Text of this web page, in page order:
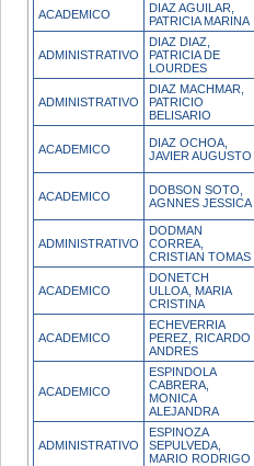
ACADEMICO
DIAZ AGUILAR,
PATRICIA MARINA
ADMINISTRATIVO
DIAZ DIAZ,
PATRICIA DE
LOURDES
ADMINISTRATIVO
DIAZ MACHMAR,
PATRICIO
BELISARIO
ACADEMICO
DIAZ OCHOA,
JAVIER AUGUSTO
ACADEMICO
DOBSON SOTO,
AGNNES JESSICA
ADMINISTRATIVO
DODMAN
CORREA,
CRISTIAN TOMAS
ACADEMICO
DONETCH
ULLOA, MARIA
CRISTINA
ACADEMICO
ECHEVERRIA
PEREZ, RICARDO
ANDRES
ACADEMICO
ESPINDOLA
CABRERA,
MONICA
ALEJANDRA
ADMINISTRATIVO
ESPINOZA
SEPULVEDA,
MARIO RODRIGO